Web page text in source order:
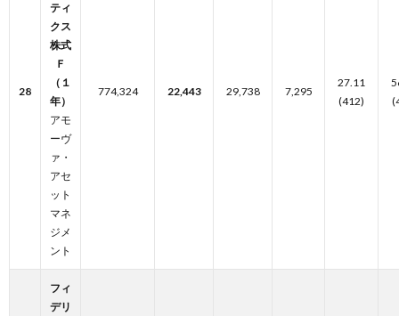
28
ティ
クス
株式
Ｆ
（１
年）
アモ
ーヴ
ァ・
アセ
ット
マネ
ジメ
ント
774,324 22,443 29,738 7,295
27.11
(412)
フィ
デリ